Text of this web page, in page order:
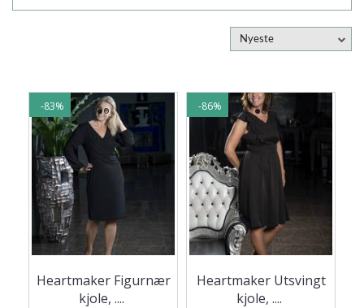
Nyeste
-83%
Heartmaker Figurnær
kjole, ....
-86%
Heartmaker Utsvingt
kjole, ....